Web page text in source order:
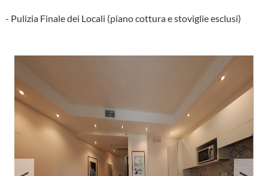
- Pulizia Finale dei Locali (piano cottura e stoviglie esclusi)